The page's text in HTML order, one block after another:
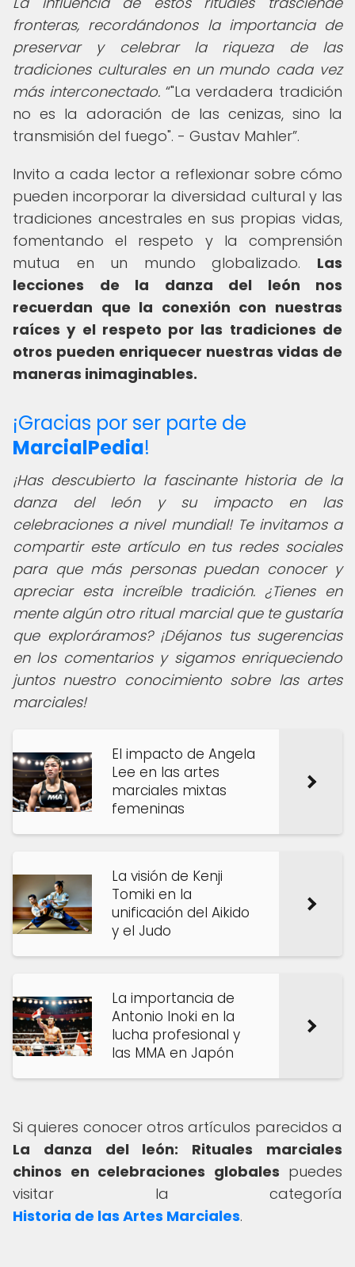
fronteras, recordándonos la importancia de
preservar y celebrar la riqueza de las
tradiciones culturales en un mundo cada vez
más interconectado. "La verdadera tradición
no es la adoración de las cenizas, sino la
transmisión del fuego". - Gustav Mahler .
Invito a cada lector a reflexionar sobre cómo
pueden incorporar la diversidad cultural y las
tradiciones ancestrales en sus propias vidas,
fomentando el respeto y la comprensión
mutua en un mundo globalizado. Las
lecciones de la danza del león nos
recuerdan que la conexión con nuestras
raíces y el respeto por las tradiciones de
otros pueden enriquecer nuestras vidas de
maneras inimaginables.
¡Gracias por ser parte de
MarcialPedia!
¡Has descubierto la fascinante historia de la
danza del león y su impacto en las
celebraciones a nivel mundial! Te invitamos a
compartir este artículo en tus redes sociales
para que más personas puedan conocer y
apreciar esta increíble tradición. ¿Tienes en
mente algún otro ritual marcial que te gustaría
que exploráramos? ¡Déjanos tus sugerencias
en los comentarios y sigamos enriqueciendo
juntos nuestro conocimiento sobre las artes
marciales!
El impacto de Angela
Lee en las artes
marciales mixtas
femeninas
La visión de Kenji
Tomiki en la
unificación del Aikido
y el Judo
La importancia de
Antonio Inoki en la
lucha profesional y
las MMA en Japón
Si quieres conocer otros artículos parecidos a
La danza del león: Rituales marciales
chinos en celebraciones globales puedes
visitar la categoría
Historia de las Artes Marciales.